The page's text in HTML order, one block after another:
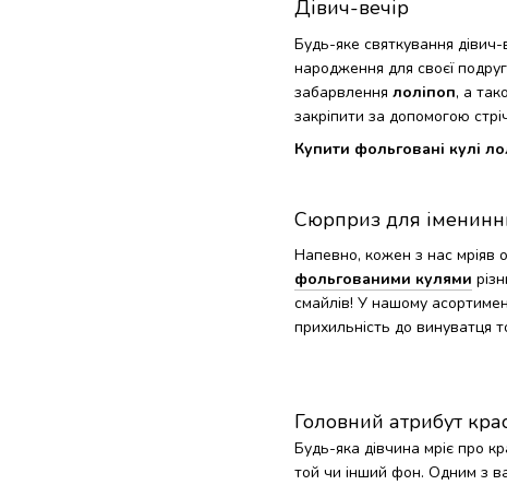
Дівич-вечір
Будь-яке святкування
народження для своєї
забарвлення лоліпоп, а
закріпити за допомогою
Купити фольговані кулі
Сюрприз для
Напевно, кожен з нас мріяв
фольгованими кулями
смайлів! У нашому
прихильність до винуватця
Головний атрибут
Будь-яка дівчина мріє про
той чи інший фон. Одним з